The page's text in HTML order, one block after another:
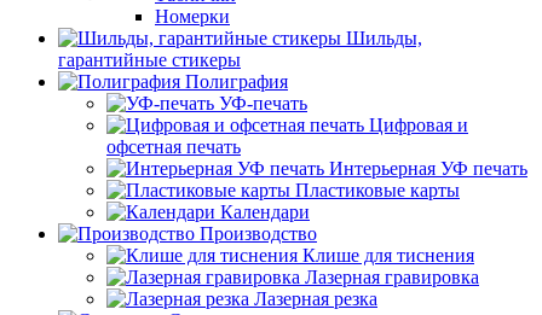
Номерки
Шильды,
гарантийные стикеры
Полиграфия
УФ-печать
Цифровая и
офсетная печать
Интерьерная УФ печать
Пластиковые карты
Календари
Производство
Клише для тиснения
Лазерная гравировка
Лазерная резка